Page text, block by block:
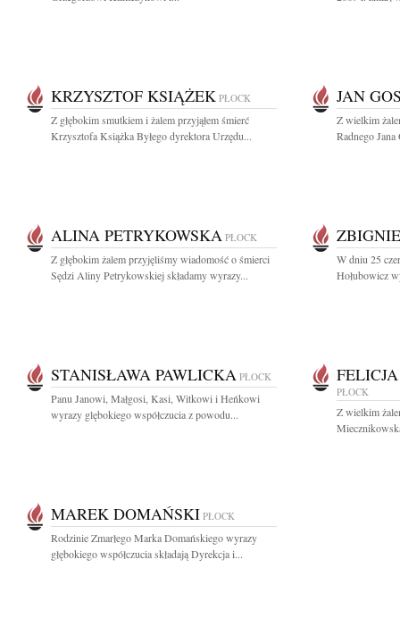
KRZYSZTOF KSIĄŻEK PŁOCK
Z głębokim smutkiem i żalem przyjąłem śmierć
Krzysztofa Książka Byłego dyrektora Urzędu...
JAN
Z wielkim
Radnego
ALINA PETRYKOWSKA PŁOCK
Z głębokim żalem przyjęliśmy wiadomość o śmierci
Sędzi Aliny Petrykowskiej składamy wyrazy...
W dniu 25
Hołubowicz
STANISŁAWA PAWLICKA PŁOCK
Panu Janowi, Małgosi, Kasi, Witkowi i Heńkowi
wyrazy glębokiego współczucia z powodu...
PŁOCK
Z wielkim
MAREK DOMAŃSKI PŁOCK
Rodzinie Zmarłego Marka Domańskiego wyrazy
głębokiego współczucia składają Dyrekcja i...